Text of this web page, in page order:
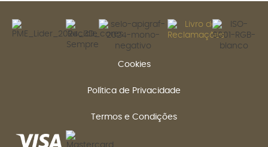
Cookies
Política de Privacidade
Termos e Condições